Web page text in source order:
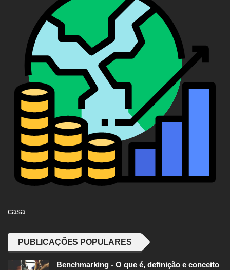
casa
PUBLICAÇÕES POPULARES
Benchmarking - O que é, definição e conceito